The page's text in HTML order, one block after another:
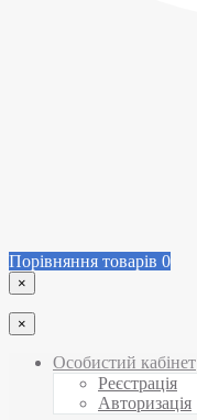
Порівняння товарів 0
×
×
Особистий кабінет
Реєстрація
Авторизація